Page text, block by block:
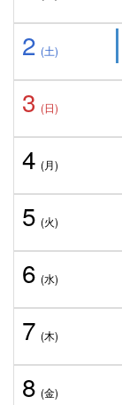
2 (土)
3 (日)
4 (月)
5 (火)
6 (水)
7 (木)
8 (金)